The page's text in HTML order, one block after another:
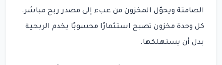
الصامتة ويحوّل المخزون من عبء إلى مصدر ربح مباشر.
كل وحدة مخزون تصبح استثمارًا محسوبًا يخدم الربحية
بدل أن يستهلكها.